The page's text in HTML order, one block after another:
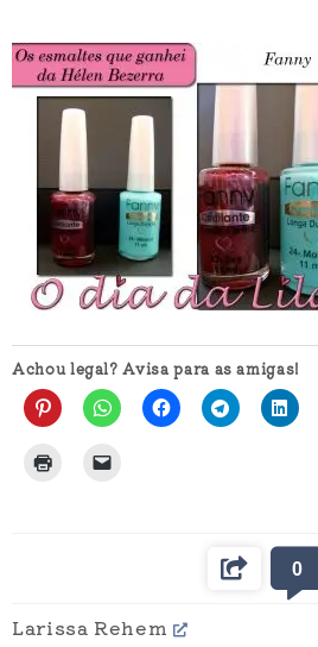
Achou legal? Avisa para as amigas!
0
Larissa Rehem